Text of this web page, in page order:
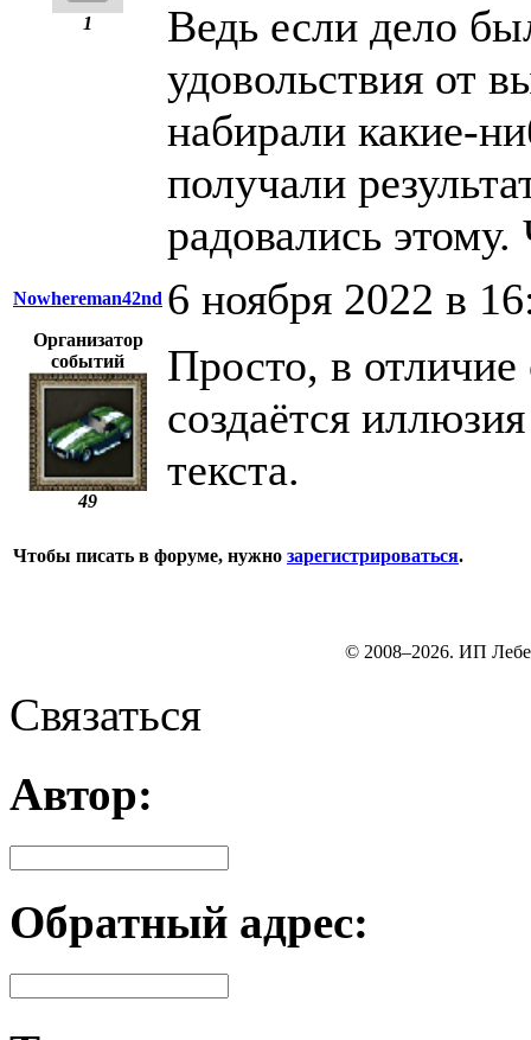
1
Ведь если дело
удовольствия от
набирали какие-
получали
радовались
Nowhereman42nd 6 ноября 2022 в
Организатор
событий
49
Просто, в
создаётся
текста.
Чтобы писать в форуме, нужно зарегистрироваться.
© 2008–2026. ИП
Связаться
Автор:
Обратный адрес: